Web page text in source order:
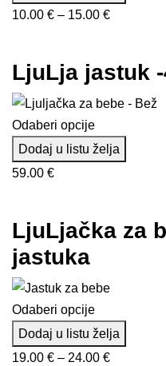
10.00 € – 15.00 €Raspon
10.00 €
do
LjuLja jastuk
Odaberi opcije
Dodaj u listu želja
59.00 €
LjuLjačka za
jastuka
Odaberi opcije
Dodaj u listu želja
19.00 € – 24.00 €Raspon